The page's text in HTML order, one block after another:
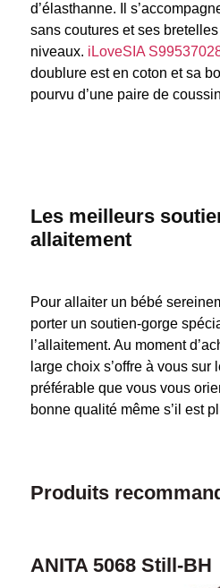
d’élasthanne. Il
sans coutures et ses
niveaux. iLoveSIA
doublure est en coton et sa
pourvu d’une paire de
Les meilleurs
allaitement
Pour allaiter un bébé
porter un soutien-gorge
l’allaitement. Au moment
large choix s’offre à vous sur
préférable que vous vous
bonne qualité même s’il est
Produits
ANITA 5068 Still-BH